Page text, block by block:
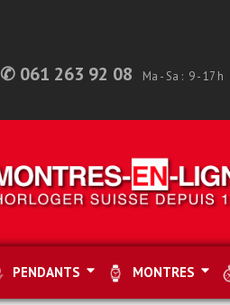
✆ 061 263 92 08 Ma - Sa : 9 - 17 h
PENDANTS MONTRES